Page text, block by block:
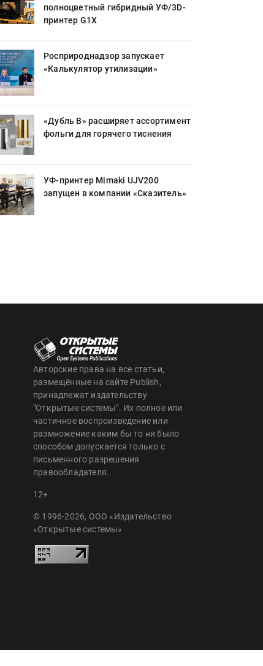
полноцветный гибридный УФ/3D-
принтер G1X
Росприроднадзор запускает
«Калькулятор утилизации»
«Дубль В» расширяет ассортимент
фольги для горячего тиснения
УФ-принтер Mimaki UJV200
запущен в компании «Сказитель»
Авторские права на все статьи,
размещённые на сайте Publish,
принадлежат издательству
"Открытые системы". Их полное или
частичное воспроизведение или
размножение каким бы то ни было
способом допускается только с
письменного разрешения
правообладателя..
12+
© 1996-2026, ООО «Издательство
«Открытые системы»